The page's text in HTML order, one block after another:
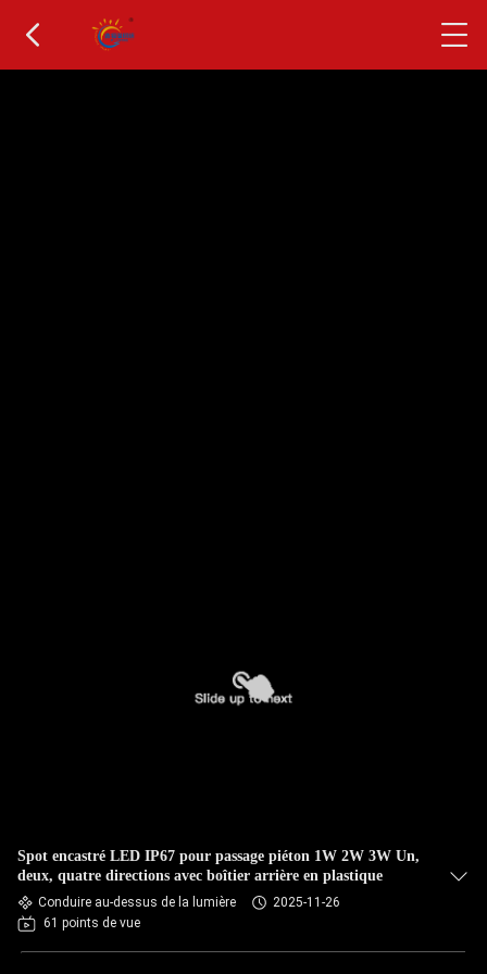
Spot encastré LED IP67 pour passage piéton 1W 2W 3W Un,
deux, quatre directions avec boîtier arrière en plastique
Conduire au-dessus de la lumière
2025-11-26
61 points de vue